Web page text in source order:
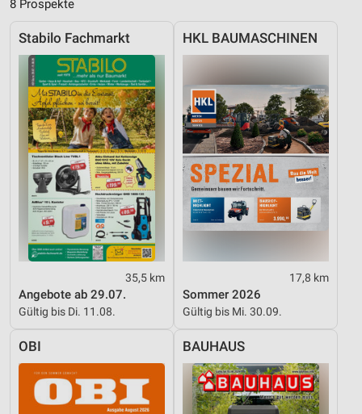
8 Prospekte
Stabilo Fachmarkt
35,5 km
Angebote ab 29.07.
Gültig bis Di. 11.08.
HKL BAUMASCHINEN
17,8 km
Sommer 2026
Gültig bis Mi. 30.09.
OBI BAUHAUS
Messung der Werbeleistung
Messung der Performance von Inhalten
Analyse von Zielgruppen durch Statistiken oder
Kombinationen von Daten aus verschiedenen
Quellen
Entwicklung und Verbesserung der Angebote
Verwendung reduzierter Daten zur Auswahl von
Inhalten
IAB-Besonderheiten:
Verwendung genauer Standortdaten
Informationen identifizieren
Nicht-IAB-Verarbeitungszwecke:
Performance
Funktional